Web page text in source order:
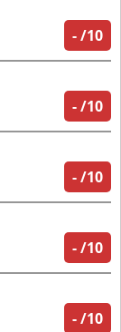
-/10
-/10
-/10
-/10
-/10